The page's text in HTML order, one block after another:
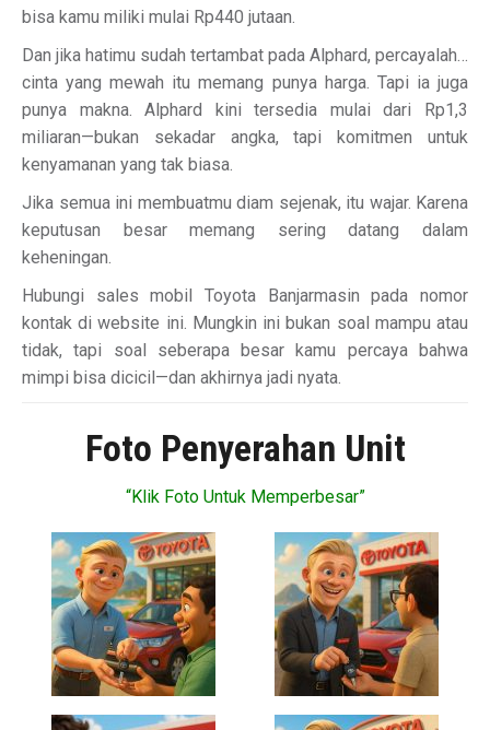
bisa kamu miliki mulai Rp440 jutaan.
Dan jika hatimu sudah tertambat pada Alphard, percayalah…
cinta yang mewah itu memang punya harga. Tapi ia juga
punya makna. Alphard kini tersedia mulai dari Rp1,3
miliaran—bukan sekadar angka, tapi komitmen untuk
kenyamanan yang tak biasa.
Jika semua ini membuatmu diam sejenak, itu wajar. Karena
keputusan besar memang sering datang dalam
keheningan.
Hubungi sales mobil Toyota Banjarmasin pada nomor
kontak di website ini. Mungkin ini bukan soal mampu atau
tidak, tapi soal seberapa besar kamu percaya bahwa
mimpi bisa dicicil—dan akhirnya jadi nyata.
Foto Penyerahan Unit
“Klik Foto Untuk Memperbesar”